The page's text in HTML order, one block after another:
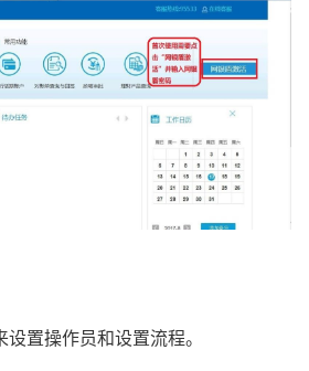
置操作员和设置流程。